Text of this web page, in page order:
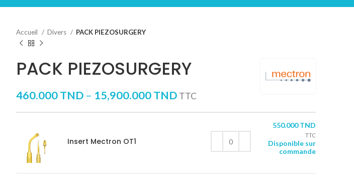
Accueil Divers PACK PIEZOSURGERY
PACK PIEZOSURGERY
460.000TND – 15,900.000TND TTC
Insert Mectron OT1
550.000TND
TTC
Disponible sur
commande